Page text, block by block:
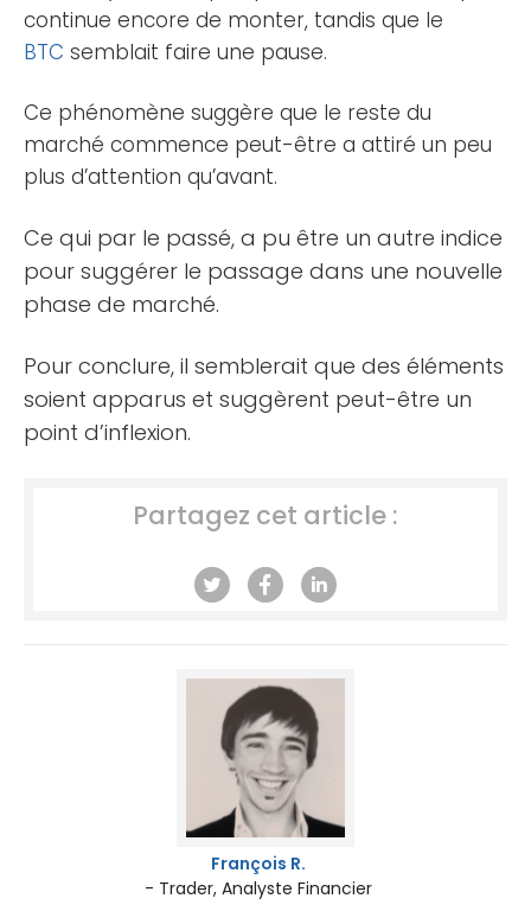
continue encore de monter, tandis que le
BTC semblait faire une pause.
Ce phénomène suggère que le reste du
marché commence peut-être a attiré un peu
plus d’attention qu’avant.
Ce qui par le passé, a pu être un autre indice
pour suggérer le passage dans une nouvelle
phase de marché.
Pour conclure, il semblerait que des éléments
soient apparus et suggèrent peut-être un
point d’inflexion.
Partagez cet article :
François R.
- Trader, Analyste Financier